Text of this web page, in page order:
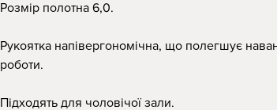
Розмір полотна 6,0.
Рукоятка напівергономічна, що полегшує
роботи.
Підходять для чоловічої зали.